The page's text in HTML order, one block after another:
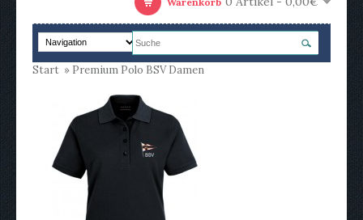
Start » Premium Polo BSV Damen